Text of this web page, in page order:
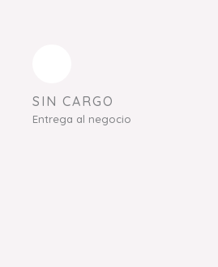
SIN CARGO
Entrega al negocio